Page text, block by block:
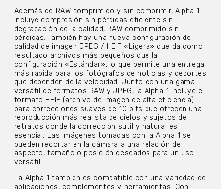
Además de RAW comprimido y sin comprimir, Alpha 1
incluye compresión sin pérdidas eficiente sin
degradación de la calidad, RAW comprimido sin
pérdidas. También hay una nueva configuración de
calidad de imagen JPEG / HEIF «Ligera» que da como
resultado archivos más pequeños que la
configuración «Estándar», lo que permite una entrega
más rápida para los fotógrafos de noticias y deportes
que dependen de la velocidad. Junto con una gama
versátil de formatos RAW y JPEG, la Alpha 1 incluye el
formato HEIF (archivo de imagen de alta eficiencia)
para correcciones suaves de 10 bits que ofrecen una
reproducción más realista de cielos y sujetos de
retratos donde la corrección sutil y natural es
esencial. Las imágenes tomadas con la Alpha 1 se
pueden recortar en la cámara a una relación de
aspecto, tamaño o posición deseados para un uso
versátil.
La Alpha 1 también es compatible con una variedad de
aplicaciones, complementos y herramientas. Con